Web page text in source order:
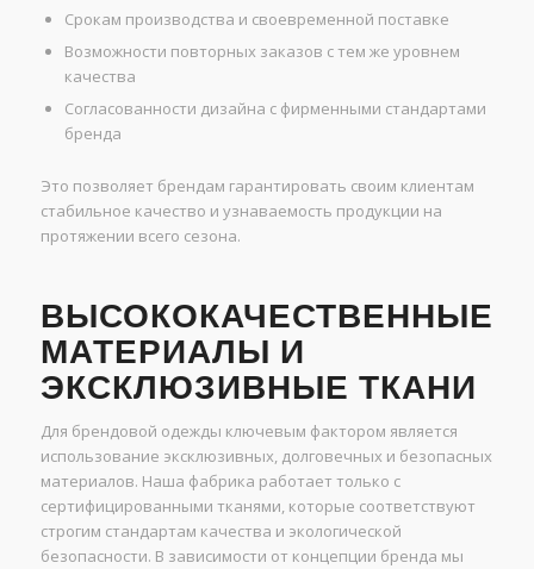
Срокам производства и своевременной поставке
Возможности повторных заказов с тем же уровнем
качества
Согласованности дизайна с фирменными стандартами
бренда
Это позволяет брендам гарантировать своим клиентам
стабильное качество и узнаваемость продукции на
протяжении всего сезона.
ВЫСОКОКАЧЕСТВЕННЫЕ
МАТЕРИАЛЫ И
ЭКСКЛЮЗИВНЫЕ ТКАНИ
Для брендовой одежды ключевым фактором является
использование эксклюзивных, долговечных и безопасных
материалов. Наша фабрика работает только с
сертифицированными тканями, которые соответствуют
строгим стандартам качества и экологической
безопасности. В зависимости от концепции бренда мы